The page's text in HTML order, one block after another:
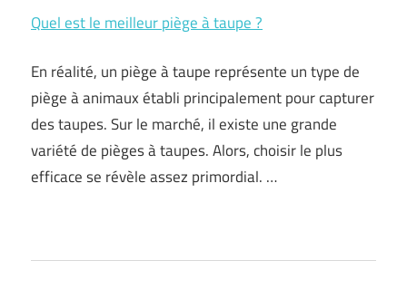
Quel est le meilleur piège à taupe ?
En réalité, un piège à taupe représente un type de
piège à animaux établi principalement pour capturer
des taupes. Sur le marché, il existe une grande
variété de pièges à taupes. Alors, choisir le plus
efficace se révèle assez primordial. …